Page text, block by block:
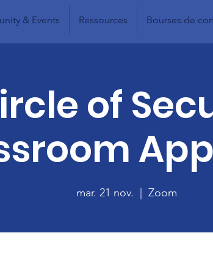
& Events Ressources Bourses de
of
mar. 21 nov. Zoom